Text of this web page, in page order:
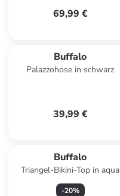
69,99 €
Buffalo
Palazzohose in schwarz
39,99 €
Buffalo
Triangel-Bikini-Top in aqua
bedruckt
-20%